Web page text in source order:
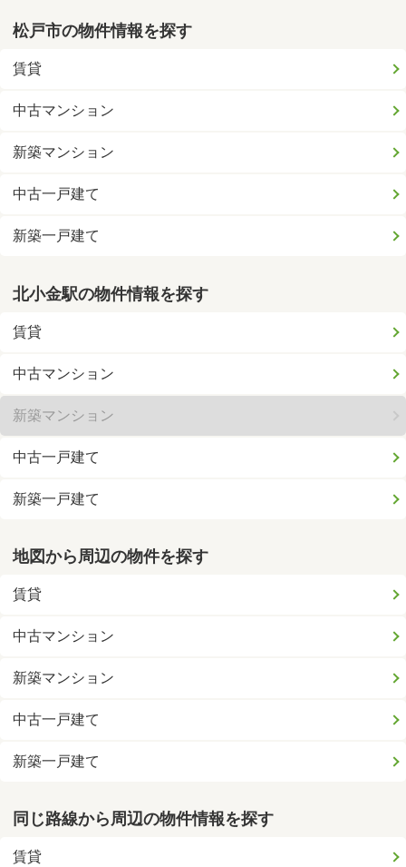
松戸市の物件情報を探す
賃貸
中古マンション
新築マンション
中古一戸建て
新築一戸建て
北小金駅の物件情報を探す
賃貸
中古マンション
新築マンション
中古一戸建て
新築一戸建て
地図から周辺の物件を探す
賃貸
中古マンション
新築マンション
中古一戸建て
新築一戸建て
同じ路線から周辺の物件情報を探す
賃貸